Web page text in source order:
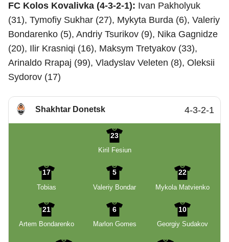
FC Kolos Kovalivka (4-3-2-1): Ivan Pakholyuk
(31), Tymofiy Sukhar (27), Mykyta Burda (6), Valeriy
Bondarenko (5), Andriy Tsurikov (9), Nika Gagnidze
(20), Ilir Krasniqi (16), Maksym Tretyakov (33),
Arinaldo Rrapaj (99), Vladyslav Veleten (8), Oleksii
Sydorov (17)
Shakhtar Donetsk 4-3-2-1
23
Kiril Fesiun
17
Tobias
5
Valeriy Bondar
22
Mykola Matvienko
21
Artem Bondarenko
6
Marlon Gomes
10
Georgiy Sudakov